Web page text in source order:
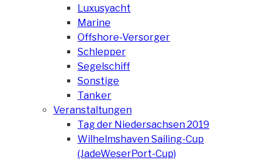
Luxusyacht
Marine
Offshore-Versorger
Schlepper
Segelschiff
Sonstige
Tanker
Veranstaltungen
Tag der Niedersachsen 2019
Wilhelmshaven Sailing-Cup
(JadeWeserPort-Cup)